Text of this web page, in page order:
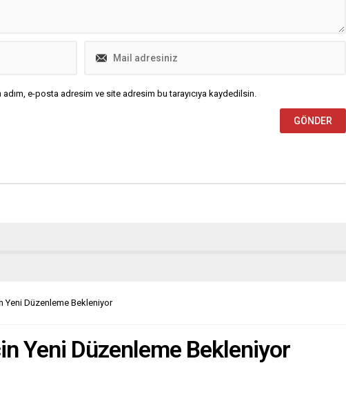
e-posta adresim ve site adresim bu tarayıcıya kaydedilsin.
Yeni Düzenleme Bekleniyor
Yeni Düzenleme Bekleniyor